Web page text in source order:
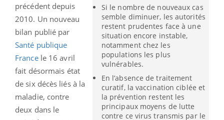
Si le nombre de nouveaux cas
semble diminuer, les autorités
restent prudentes face à une
situation encore instable,
notamment chez les
populations les plus
vulnérables.
En l’absence de traitement
curatif, la vaccination ciblée et
la prévention restent les
principaux moyens de lutte
contre ce virus transmis par le
précédent depuis
2010. Un nouveau
bilan publié par
Santé publique
Francele 16 avril
fait désormais état
de six décès liés à la
maladie, contre
deux dans le